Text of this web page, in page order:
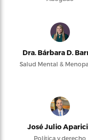
Dra. Bárbara D.
Salud Mental &
José Julio
Política y derecho